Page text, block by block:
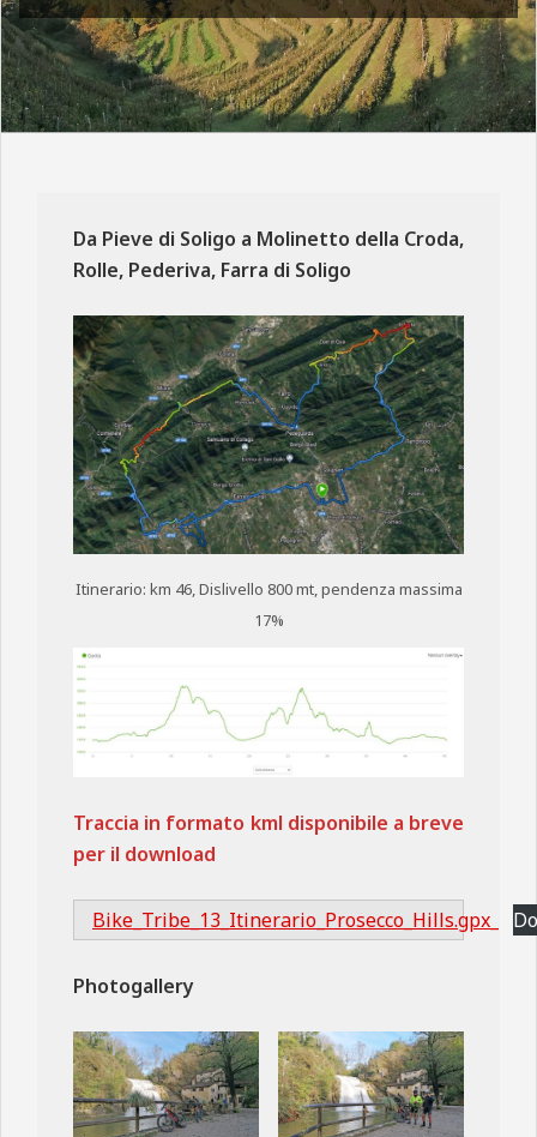
N
E
Da Pieve di Soligo a Molinetto della Croda,
Rolle, Pederiva, Farra di Soligo
Itinerario: km 46, Dislivello 800 mt, pendenza massima
17%
Traccia in formato kml disponibile a breve
per il download
Bike_Tribe_13_Itinerario_Prosecco_Hills.gpx_
Photogallery